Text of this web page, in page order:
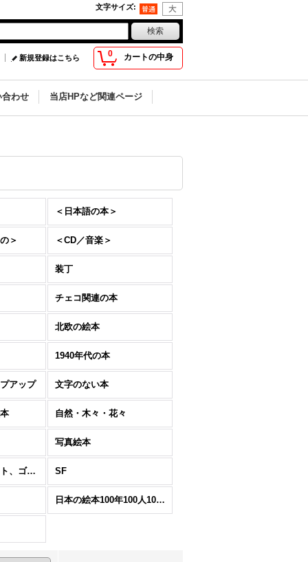
文字サイズ:
0 カートの中身
新規登録はこちら
合わせ 当店HPなど関連ページ
＜日本語の本＞
＞ ＜CD／音楽＞
装丁
チェコ関連の本
北欧の絵本
1940年代の本
アップ 文字のない本
自然・木々・花々
写真絵本
木版画（リノカット、ゴム版画含む）の本 SF
日本の絵本100年100人100冊